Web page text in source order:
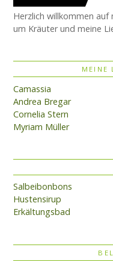
Herzlich willkommen auf
um Kräuter und meine
MEINE
Camassia
Andrea Bregar
Cornelia Stern
Myriam Müller
Salbeibonbons
Hustensirup
Erkältungsbad